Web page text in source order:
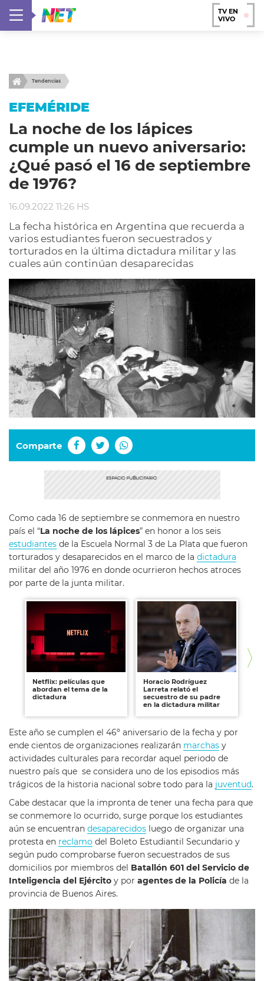
TV EN
VIVO
Tendencias
EFEMÉRIDE
La noche de los lápices
cumple un nuevo aniversario:
¿Qué pasó el 16 de septiembre
de 1976?
16.09.2022 11:26 HS
La fecha histórica en Argentina que recuerda a
varios estudiantes fueron secuestrados y
torturados en la última dictadura militar y las
cuales aún continúan desaparecidas
Comparte
Como cada 16 de septiembre se conmemora en nuestro
país el “La noche de los lápices” en honor a los seis
estudiantes de la Escuela Normal 3 de La Plata que fueron
torturados y desaparecidos en el marco de la dictadura
militar del año 1976 en donde ocurrieron hechos atroces
por parte de la junta militar.
Netflix: películas que
abordan el tema de la
dictadura
Horacio Rodríguez
Larreta relató el
secuestro de su padre
en la dictadura militar
Este año se cumplen el 46º aniversario de la fecha y por
ende cientos de organizaciones realizarán marchas y
actividades culturales para recordar aquel periodo de
nuestro país que se considera uno de los episodios más
trágicos de la historia nacional sobre todo para la juventud.
Cabe destacar que la impronta de tener una fecha para que
se conmemore lo ocurrido, surge porque los estudiantes
aún se encuentran desaparecidos luego de organizar una
protesta en reclamo del Boleto Estudiantil Secundario y
según pudo comprobarse fueron secuestrados de sus
domicilios por miembros del Batallón 601 del Servicio de
Inteligencia del Ejército y por agentes de la Policía de la
provincia de Buenos Aires.